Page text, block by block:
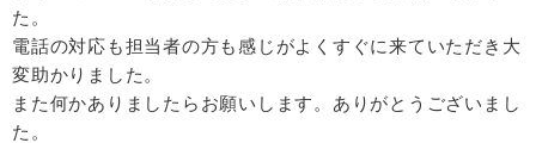
た。
電話の対応も担当者の方も感じがよくすぐに来ていただき大
変助かりました。
また何かありましたらお願いします。ありがとうございまし
た。